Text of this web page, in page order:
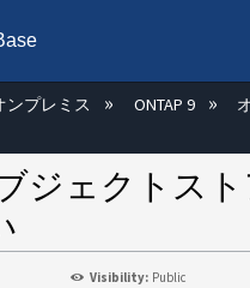
階層を展開/折りた
ンプレミス ONTAP 9
ジェクトス
Visibility: Public